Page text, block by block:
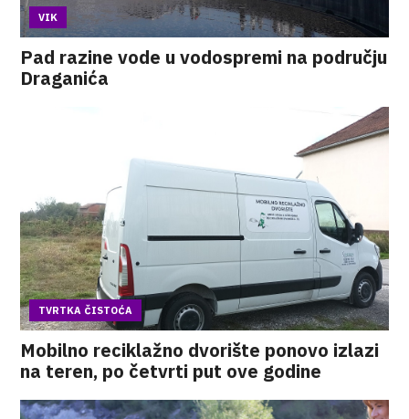
VIK
Pad razine vode u vodospremi na području
Draganića
TVRTKA ČISTOĆA
Mobilno reciklažno dvorište ponovo izlazi
na teren, po četvrti put ove godine